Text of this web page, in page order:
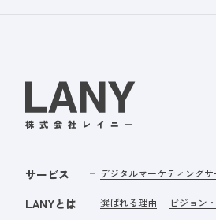
サービス デジタルマーケティングサ
LANYとは 選ばれる理由 ビジョン